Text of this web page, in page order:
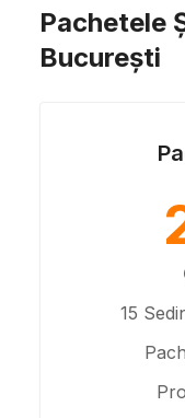
Pachetele
București
15